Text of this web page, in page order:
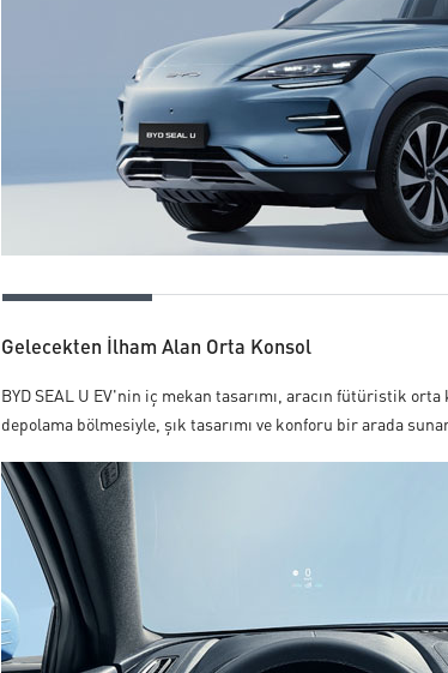
Gelecekten İlham Alan Orta Konsol
BYD SEAL U EV'nin iç mekan tasarımı, aracın fütüristik
depolama bölmesiyle, şık tasarımı ve konforu bir arada